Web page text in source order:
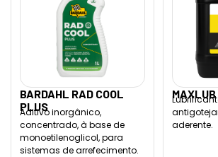
BARDAHL RAD COOL
PLUS
Aditivo inorgânico,
concentrado, à base de
monoetilenoglicol, para
sistemas de arrefecimento.
aderente.